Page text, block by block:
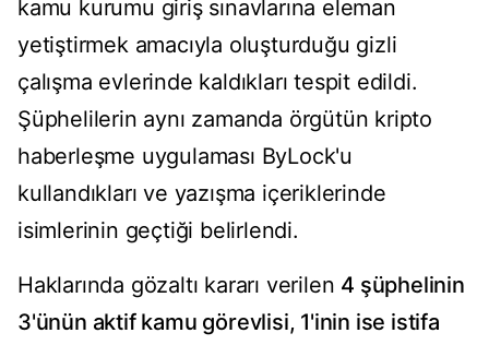
kamu kurumu giriş sınavlarına eleman
yetiştirmek amacıyla oluşturduğu gizli
çalışma evlerinde kaldıkları tespit edildi.
Şüphelilerin aynı zamanda örgütün kripto
haberleşme uygulaması ByLock'u
kullandıkları ve yazışma içeriklerinde
isimlerinin geçtiği belirlendi.
Haklarında gözaltı kararı verilen 4 şüphelinin
3'ünün aktif kamu görevlisi, 1'inin ise istifa